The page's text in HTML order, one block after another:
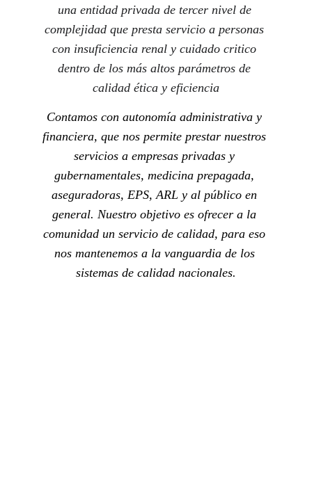
una entidad privada de tercer nivel de
complejidad que presta servicio a personas
con insuficiencia renal y cuidado critico
dentro de los más altos parámetros de
calidad ética y eficiencia
Contamos con autonomía administrativa y
financiera, que nos permite prestar nuestros
servicios a empresas privadas y
gubernamentales, medicina prepagada,
aseguradoras, EPS, ARL y al público en
general. Nuestro objetivo es ofrecer a la
comunidad un servicio de calidad, para eso
nos mantenemos a la vanguardia de los
sistemas de calidad nacionales.